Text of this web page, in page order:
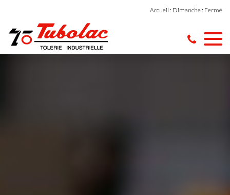
Accueil : Dimanche : Fermé